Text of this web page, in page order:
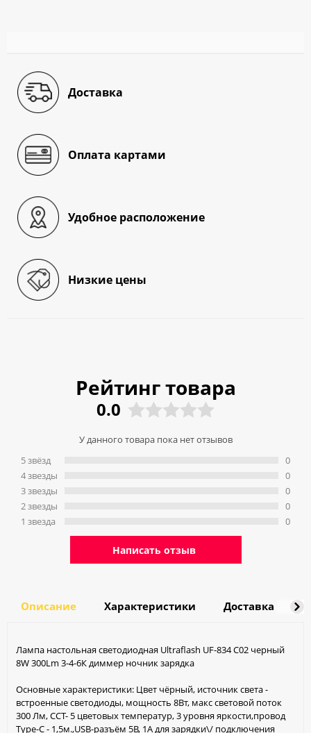
Доставка
Оплата картами
Удобное расположение
Низкие цены
Рейтинг товара
0.0
У данного товара пока нет отзывов
5 звёзд
4 звeзды
3 звeзды
2 звeзды
1 звeзда
0
0
0
0
0
Написать отзыв
Описание Характеристики Доставка
Лампа настольная светодиодная Ultraflash UF-834 С02 черный
8W 300Lm 3-4-6К диммер ночник зарядка
Основные характеристики: Цвет чёрный, источник света -
встроенные светодиоды, мощность 8Вт, макс световой поток
300 Лм, ССT- 5 цветовых температур, 3 уровня яркости,провод
Type-C - 1,5м.,USB-разъём 5В, 1А для зарядки\/ подключения